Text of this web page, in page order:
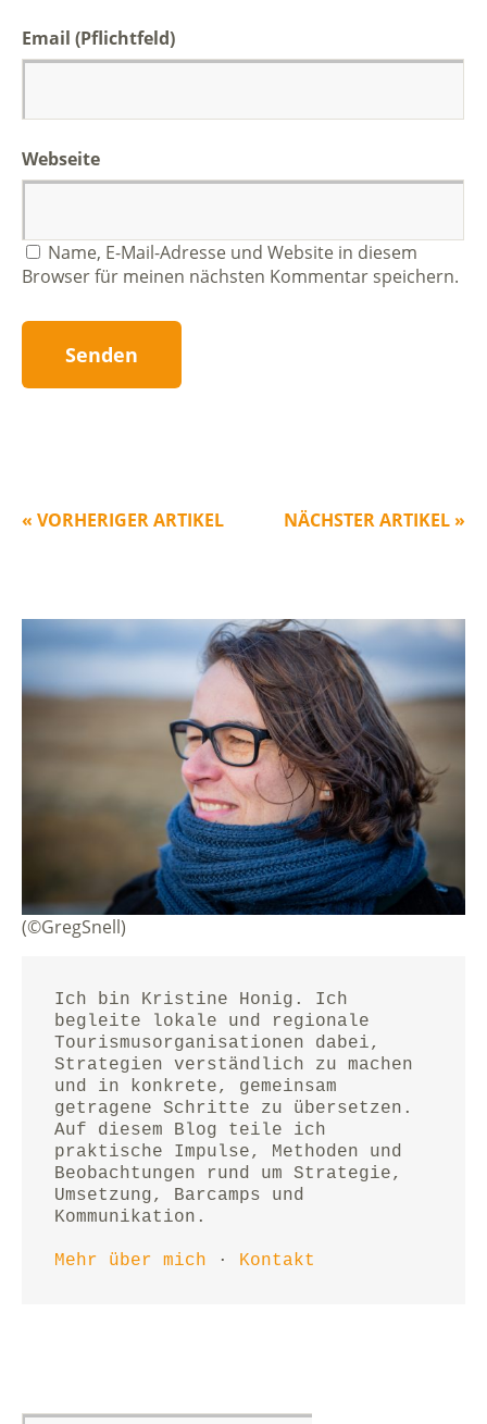
Email (Pflichtfeld)
Webseite
Name, E-Mail-Adresse und Website in diesem
Browser für meinen nächsten Kommentar speichern.
NÄCHSTER ARTIKEL »
« VORHERIGER ARTIKEL
(©GregSnell)
Ich bin Kristine Honig. Ich
begleite lokale und regionale
Tourismusorganisationen dabei,
Strategien verständlich zu machen
und in konkrete, gemeinsam
getragene Schritte zu übersetzen.
Auf diesem Blog teile ich
praktische Impulse, Methoden und
Beobachtungen rund um Strategie,
Umsetzung, Barcamps und
Kommunikation.
Mehr über mich · Kontakt